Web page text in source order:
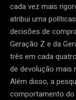
cada vez mais
atribui uma
decisões de
Geração Z e da
três em cada
de devolução mais
Além disso, a
comportamento